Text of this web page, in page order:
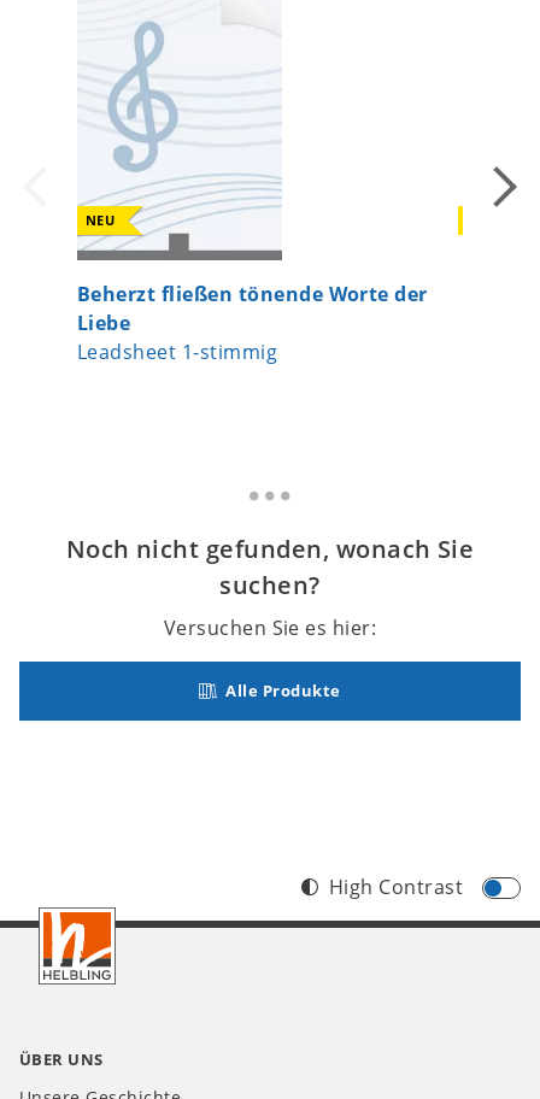
NEU
Beherzt fließen tönende Worte der
Liebe
Leadsheet 1-stimmig
Noch nicht gefunden, wonach Sie
suchen?
Versuchen Sie es hier:
Alle Produkte
Footer
CH
High Contrast
ÜBER UNS